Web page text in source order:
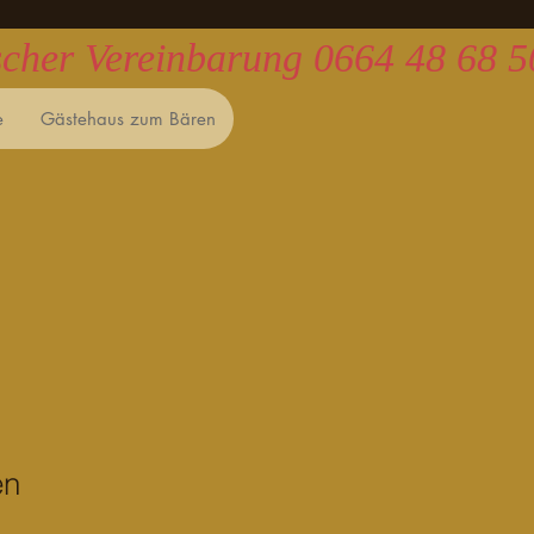
Gästehaus zum Bären
Vereinbarung 0664 48 68